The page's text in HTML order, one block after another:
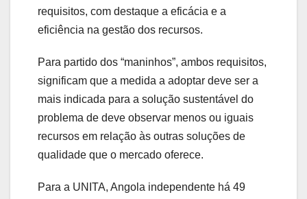
requisitos, com destaque a eficácia e a
eficiência na gestão dos recursos.
Para partido dos “maninhos”, ambos requisitos,
significam que a medida a adoptar deve ser a
mais indicada para a solução sustentável do
problema de deve observar menos ou iguais
recursos em relação às outras soluções de
qualidade que o mercado oferece.
Para a UNITA, Angola independente há 49